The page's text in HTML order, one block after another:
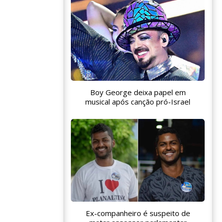
Boy George deixa papel em
musical após canção pró-Israel
Ex-companheiro é suspeito de